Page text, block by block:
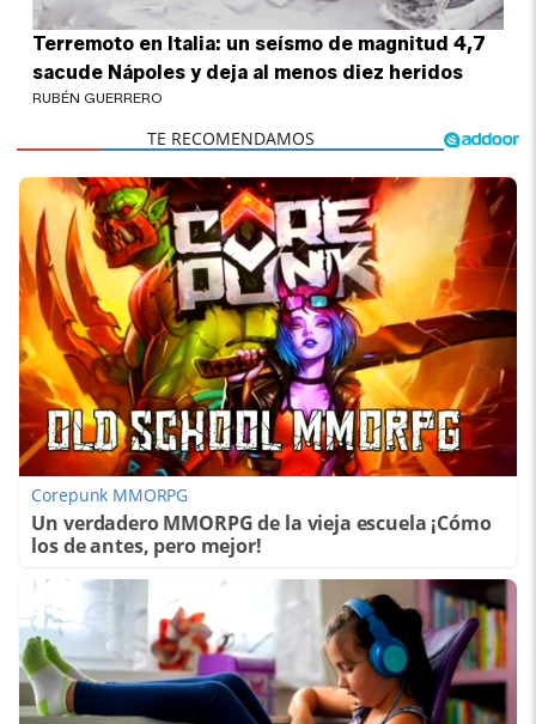
Terremoto en Italia: un seísmo de magnitud 4,7
sacude Nápoles y deja al menos diez heridos
RUBÉN GUERRERO
Corepunk MMORPG
Un verdadero MMORPG de la vieja escuela ¡Cómo
los de antes, pero mejor!